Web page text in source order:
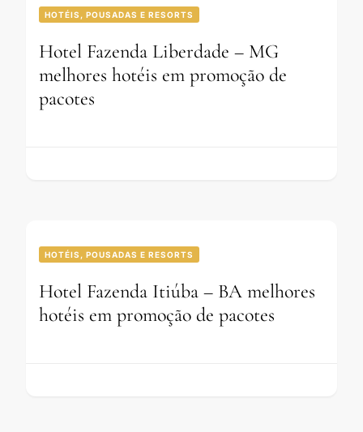
HOTÉIS, POUSADAS E RESORTS
Hotel Fazenda Liberdade – MG
melhores hotéis em promoção de
pacotes
HOTÉIS, POUSADAS E RESORTS
Hotel Fazenda Itiúba – BA melhores
hotéis em promoção de pacotes